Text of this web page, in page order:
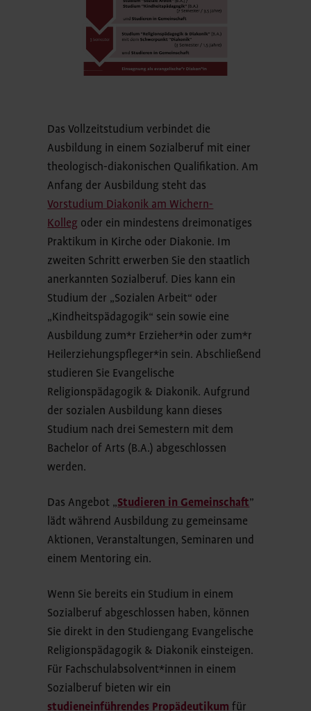
Das Vollzeitstudium verbindet die
Ausbildung in einem Sozialberuf mit einer
theologisch-diakonischen Qualifikation. Am
Anfang der Ausbildung steht das
Vorstudium Diakonik am Wichern-
Kolleg oder ein mindestens dreimonatiges
Praktikum in Kirche oder Diakonie. Im
zweiten Schritt erwerben Sie den staatlich
anerkannten Sozialberuf. Dies kann ein
Studium der „Sozialen Arbeit“ oder
„Kindheitspädagogik“ sein sowie eine
Ausbildung zum*r Erzieher*in oder zum*r
Heilerziehungspfleger*in sein. Abschließend
studieren Sie Evangelische
Religionspädagogik & Diakonik. Aufgrund
der sozialen Ausbildung kann dieses
Studium nach drei Semestern mit dem
Bachelor of Arts (B.A.) abgeschlossen
werden.
Das Angebot „Studieren in Gemeinschaft”
lädt während Ausbildung zu gemeinsame
Aktionen, Veranstaltungen, Seminaren und
einem Mentoring ein.
Wenn Sie bereits ein Studium in einem
Sozialberuf abgeschlossen haben, können
Sie direkt in den Studiengang Evangelische
Religionspädagogik & Diakonik einsteigen.
Für Fachschulabsolvent*innen in einem
Sozialberuf bieten wir ein
studieneinführendes Propädeutikum für